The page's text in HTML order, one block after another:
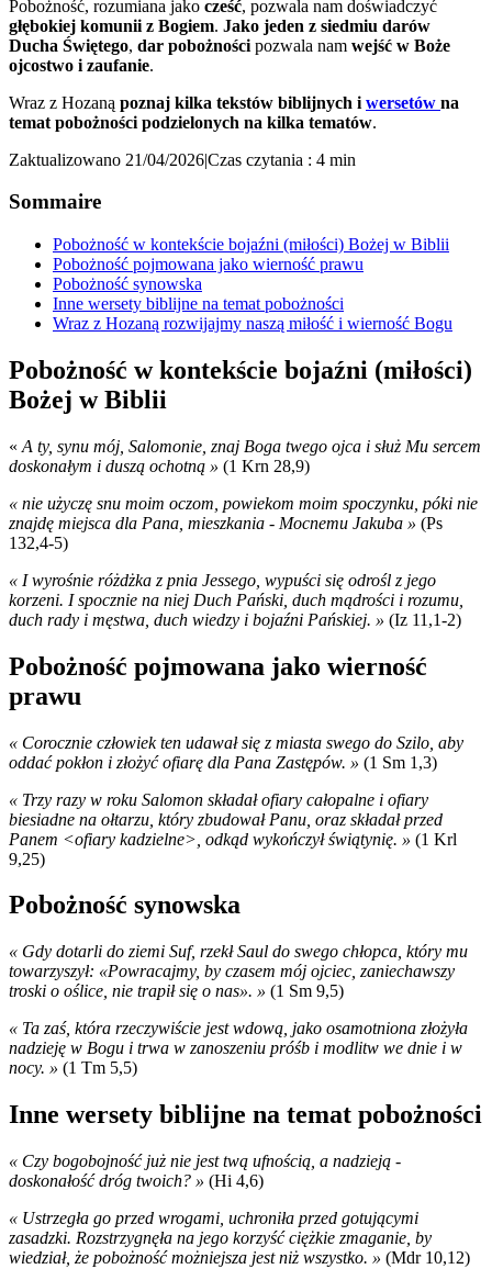
Pobożność, rozumiana jako cześć, pozwala nam doświadczyć
głębokiej komunii z Bogiem. Jako jeden z siedmiu darów
Ducha Świętego, dar pobożności pozwala nam wejść w Boże
ojcostwo i zaufanie.
Wraz z Hozaną poznaj kilka tekstów biblijnych i wersetów na
temat pobożności podzielonych na kilka tematów.
Zaktualizowano 21/04/2026|Czas czytania : 4 min
Sommaire
Pobożność w kontekście bojaźni (miłości) Bożej w Biblii
Pobożność pojmowana jako wierność prawu
Pobożność synowska
Inne wersety biblijne na temat pobożności
Wraz z Hozaną rozwijajmy naszą miłość i wierność Bogu
Pobożność w kontekście bojaźni (miłości)
Bożej w Biblii
« A ty, synu mój, Salomonie, znaj Boga twego ojca i służ Mu sercem
doskonałym i duszą ochotną » (1 Krn 28,9)
« nie użyczę snu moim oczom, powiekom moim spoczynku, póki nie
znajdę miejsca dla Pana, mieszkania - Mocnemu Jakuba » (Ps
132,4-5)
« I wyrośnie różdżka z pnia Jessego, wypuści się odrośl z jego
korzeni. I spocznie na niej Duch Pański, duch mądrości i rozumu,
duch rady i męstwa, duch wiedzy i bojaźni Pańskiej. » (Iz 11,1-2)
Pobożność pojmowana jako wierność
prawu
« Corocznie człowiek ten udawał się z miasta swego do Szilo, aby
oddać pokłon i złożyć ofiarę dla Pana Zastępów. » (1 Sm 1,3)
« Trzy razy w roku Salomon składał ofiary całopalne i ofiary
biesiadne na ołtarzu, który zbudował Panu, oraz składał przed
Panem <ofiary kadzielne>, odkąd wykończył świątynię. » (1 Krl
9,25)
Pobożność synowska
« Gdy dotarli do ziemi Suf, rzekł Saul do swego chłopca, który mu
towarzyszył: «Powracajmy, by czasem mój ojciec, zaniechawszy
troski o oślice, nie trapił się o nas». » (1 Sm 9,5)
« Ta zaś, która rzeczywiście jest wdową, jako osamotniona złożyła
nadzieję w Bogu i trwa w zanoszeniu próśb i modlitw we dnie i w
nocy. » (1 Tm 5,5)
Inne wersety biblijne na temat pobożności
« Czy bogobojność już nie jest twą ufnością, a nadzieją -
doskonałość dróg twoich? » (Hi 4,6)
« Ustrzegła go przed wrogami, uchroniła przed gotującymi
zasadzki. Rozstrzygnęła na jego korzyść ciężkie zmaganie, by
wiedział, że pobożność możniejsza jest niż wszystko. » (Mdr 10,12)